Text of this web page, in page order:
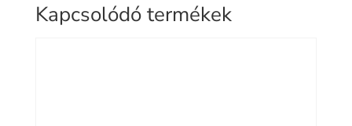
Kapcsolódó termékek